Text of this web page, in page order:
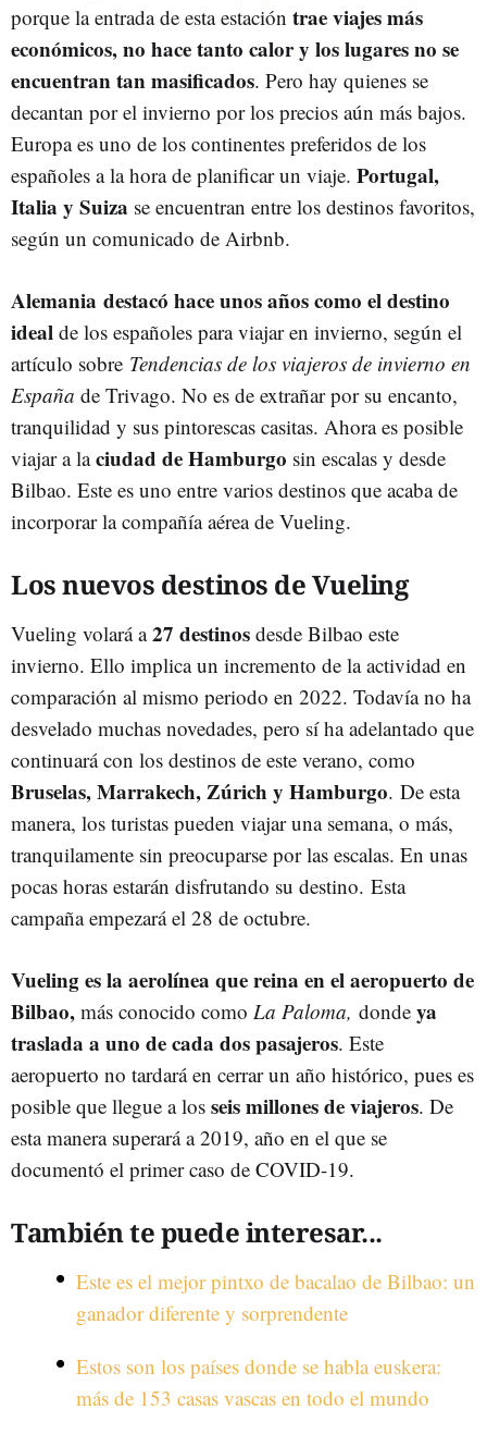
porque la entrada de esta estación trae viajes más
económicos, no hace tanto calor y los lugares no se
encuentran tan masificados. Pero hay quienes se
decantan por el invierno por los precios aún más bajos.
Europa es uno de los continentes preferidos de los
españoles a la hora de planificar un viaje. Portugal,
Italia y Suiza se encuentran entre los destinos favoritos,
según un comunicado de Airbnb.
Alemania destacó hace unos años como el destino
ideal de los españoles para viajar en invierno, según el
artículo sobre Tendencias de los viajeros de invierno en
España de Trivago. No es de extrañar por su encanto,
tranquilidad y sus pintorescas casitas. Ahora es posible
viajar a laciudad de Hamburgo sin escalas y desde
Bilbao. Este es uno entre varios destinos que acaba de
incorporar la compañía aérea de Vueling.
Los nuevos destinos de Vueling
Vueling volará a27 destinos desde Bilbao este
invierno. Ello implica un incremento de la actividad en
comparación al mismo periodo en 2022. Todavía no ha
desvelado muchas novedades, pero sí ha adelantado que
continuará con los destinos de este verano, como
Bruselas, Marrakech, Zúrich y Hamburgo. De esta
manera, los turistas pueden viajar una semana, o más,
tranquilamente sin preocuparse por las escalas. En unas
pocas horas estarán disfrutando su destino. Esta
campaña empezará el 28 de octubre.
Vueling es la aerolínea que reina en el aeropuerto de
Bilbao, más conocido como La Paloma, donde ya
traslada a uno de cada dos pasajeros. Este
aeropuerto no tardará en cerrar un año histórico, pues es
posible que llegue a los seis millones de viajeros. De
esta manera superará a 2019, año en el que se
documentó el primer caso de COVID-19.
También te puede interesar...
Este es el mejor pintxo de bacalao de Bilbao: un
ganador diferente y sorprendente
Estos son los países donde se habla euskera:
más de 153 casas vascas en todo el mundo